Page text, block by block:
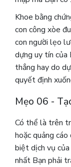
Khoe bằng
con công xòe
con người lẹo
dựng uy tín của
thẳng hay do
quyết định
Mẹo 06 -
Có thể là trên
hoặc quảng
biệt dịch vụ
nhất Bạn phải